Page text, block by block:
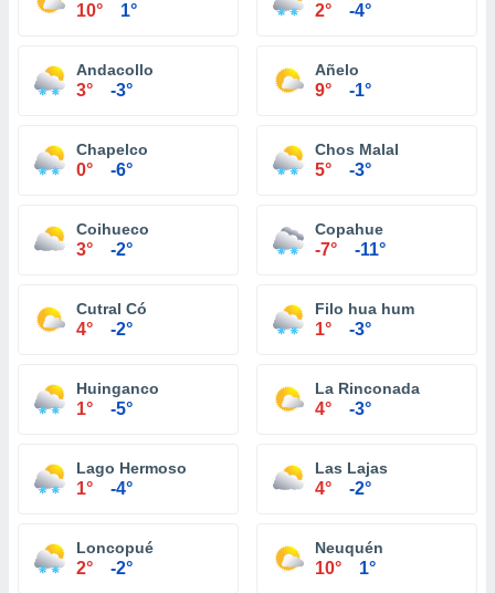
10° 1° 2° -4°
Andacollo
3° -3°
Añelo
9° -1°
Chapelco
0° -6°
Chos Malal
5° -3°
Coihueco
3° -2°
Copahue
-7° -11°
Cutral Có
4° -2°
Filo hua hum
1° -3°
Huinganco
1° -5°
La Rinconada
4° -3°
Lago Hermoso
1° -4°
Las Lajas
4° -2°
Loncopué
2° -2°
Neuquén
10° 1°